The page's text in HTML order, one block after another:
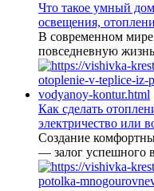
Что такое умный
освещения,
В современном
повседневную
Как сделать
электричество или
Создание
— залог успешного